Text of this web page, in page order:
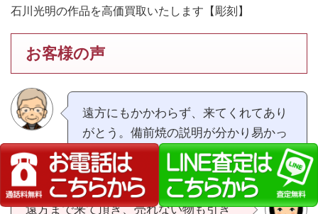
石川光明の作品を高価買取いたします【彫刻】
お客様の声
遠方にもかかわらず、来てくれてあり
がとう。備前焼の説明が分かり易かっ
た。（広島県70代男性）
遠方まで来て頂き、売れない物も引き